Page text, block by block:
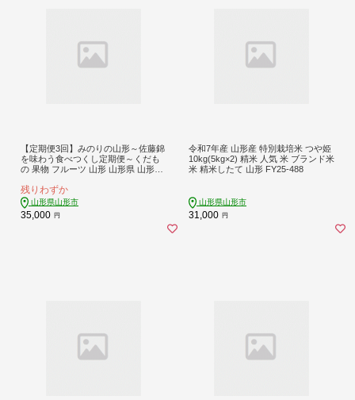
【定期便3回】みのりの山形～佐藤錦
を味わう食べつくし定期便～くだも
の 果物 フルーツ 山形 山形県 山形市
残りわずか
山形県山形市
35,000 円
令和7年産 山形産 特別栽培米 つや姫
10kg(5kg×2) 精米 人気 米 ブランド米
米 精米したて 山形 FY25-488
山形県山形市
31,000 円